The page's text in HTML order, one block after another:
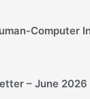
Computer
– June 2026